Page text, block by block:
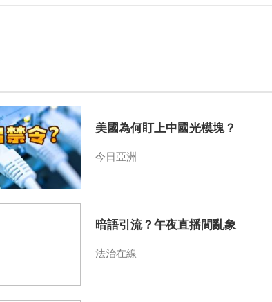
美國為何盯上中國光模塊？
今日亞洲
暗語引流？午夜直播間亂象
法治在線